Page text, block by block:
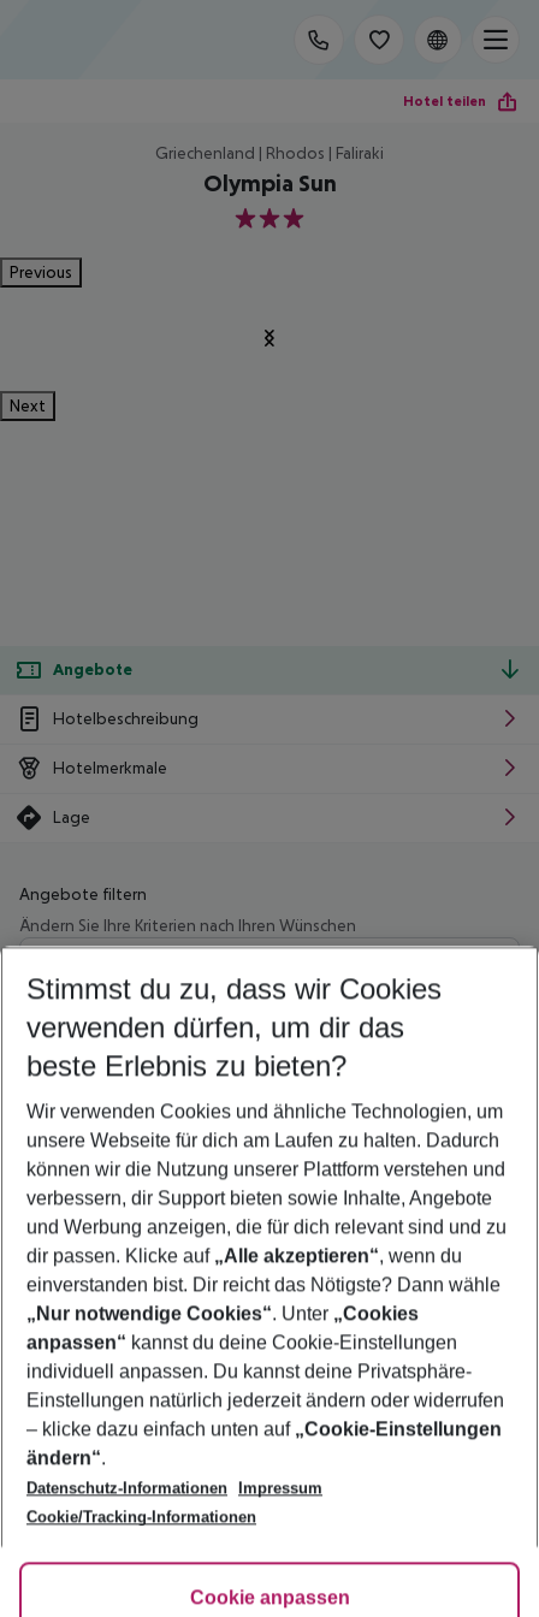
Hotel teilen
Griechenland | Rhodos | Faliraki
Olympia Sun
3
Previous
Next
Angebote
Hotelbeschreibung
Hotelmerkmale
Lage
Angebote filtern
Ändern Sie Ihre Kriterien nach Ihren Wünschen
Wähle deinen Abflughafen
Beliebiger Abflughafen
Wähle deinen Reisezeitraum
5-8 Nächte
2 Erwachsene Keine Kinder
Mehr Filter anzeigen
Footer
Footer navigation
Über uns
AGB
Bestpreisgarantie
Cookie-Einstellungen ändern
Cookie-Richtlinie
Agenturbetreuung
Barrierefreies Reisen
FAQ
HanseMerkur Reiseversicherung
Folge uns
Stimmst du zu, dass wir Cookies
verwenden dürfen, um dir das
beste Erlebnis zu bieten?
Wir verwenden Cookies und ähnliche Technologien, um
unsere Webseite für dich am Laufen zu halten. Dadurch
können wir die Nutzung unserer Plattform verstehen und
verbessern, dir Support bieten sowie Inhalte, Angebote
und Werbung anzeigen, die für dich relevant sind und zu
dir passen. Klicke auf „Alle akzeptieren“, wenn du
einverstanden bist. Dir reicht das Nötigste? Dann wähle
„Nur notwendige Cookies“. Unter „Cookies
anpassen“ kannst du deine Cookie-Einstellungen
individuell anpassen. Du kannst deine Privatsphäre-
Einstellungen natürlich jederzeit ändern oder widerrufen
– klicke dazu einfach unten auf „Cookie-Einstellungen
ändern“.
Datenschutz-Informationen
Impressum
Cookie/Tracking-Informationen
Cookie anpassen